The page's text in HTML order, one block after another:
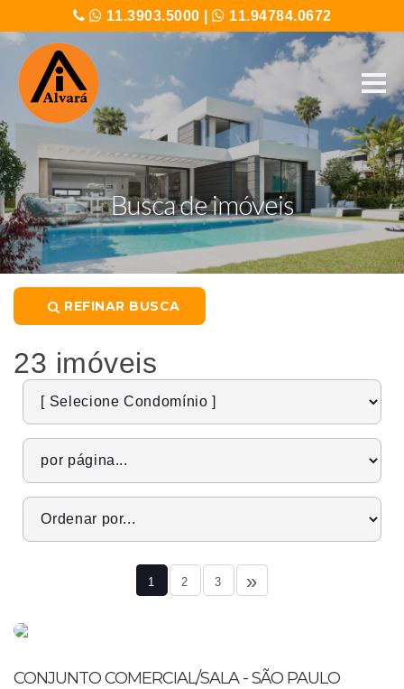
11.3903.5000 11.94784.0672
Busca de imóveis
REFINAR BUSCA
23 imóveis
1 2 3 »
CONJUNTO COMERCIAL/SALA - SÃO PAULO